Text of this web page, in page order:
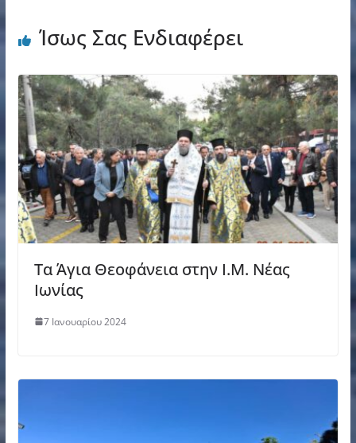
Ίσως Σας Ενδιαφέρει
Τα Άγια Θεοφάνεια στην Ι.Μ. Νέας
Ιωνίας
7 Ιανουαρίου 2024